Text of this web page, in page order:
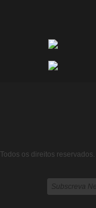
os direitos reservados.